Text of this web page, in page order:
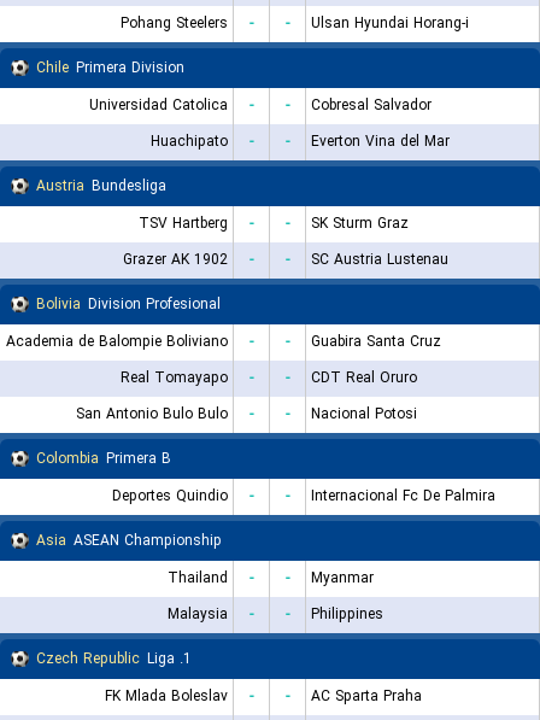
Pohang Steelers
- -
Ulsan Hyundai Horang-i
Chile Primera Division
Universidad Catolica
- -
Cobresal Salvador
Huachipato
- -
Everton Vina del Mar
Austria Bundesliga
TSV Hartberg
- -
SK Sturm Graz
Grazer AK 1902
- -
SC Austria Lustenau
Bolivia Division Profesional
Academia de Balompie Boliviano
- -
Guabira Santa Cruz
Real Tomayapo
- -
CDT Real Oruro
San Antonio Bulo Bulo
- -
Nacional Potosi
Colombia Primera B
Deportes Quindio
- -
Internacional Fc De Palmira
Asia ASEAN Championship
Thailand
- -
Myanmar
Malaysia
- -
Philippines
Czech Republic
1. Liga
FK Mlada Boleslav
- -
AC Sparta Praha